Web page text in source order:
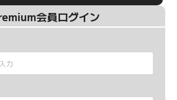
会員ログイン